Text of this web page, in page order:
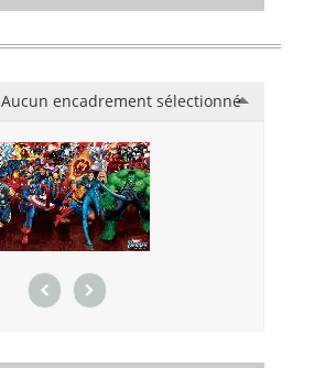
Aucun encadrement sélectionné